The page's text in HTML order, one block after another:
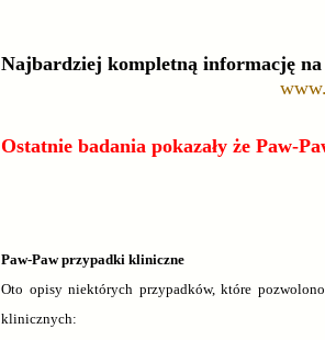
Najbardziej kompletną informację
Ostatnie badania pokazały że Paw-
Paw-Paw przypadki kliniczne
Oto opisy niektórych przypadków, które
klinicznych: